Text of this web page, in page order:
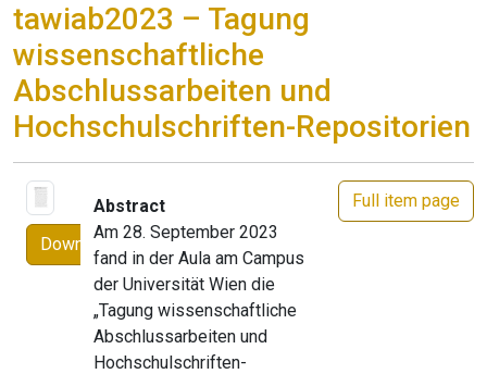
tawiab2023 – Tagung
wissenschaftliche
Abschlussarbeiten und
Hochschulschriften-Repositorien
Full item page
Download
Abstract
Am 28. September 2023
fand in der Aula am Campus
der Universität Wien die
„Tagung wissenschaftliche
Abschlussarbeiten und
Hochschulschriften-